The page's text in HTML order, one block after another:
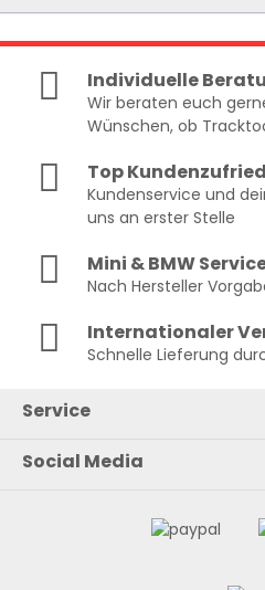
Individuelle
Wir beraten euch
Wünschen, ob
Top
Kundenservice und
uns an erster Stelle
Mini & BMW
Nach Hersteller
Internationaler
Schnelle Lieferung
Service
Social Media